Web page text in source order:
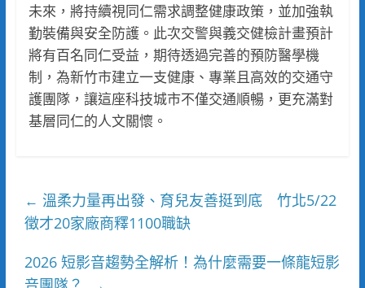
未來，將持續視同仁需求調整健康政策，並加強執
勤裝備與安全防護。此次交警與義交健檢計畫預計
將有百名同仁受益，期待透過完善的預防醫學機
制，為新竹市建立一支健康、專業且高效的交通守
護團隊，讓這座科技城市不僅交通順暢，更充滿對
基層同仁的人文關懷。
← 溫柔力量再出發、育兒友善挺到底 竹北5/22
徵才20家廠商釋1100職缺
2026 短影音趨勢全解析！為什麼需要一條龍短影